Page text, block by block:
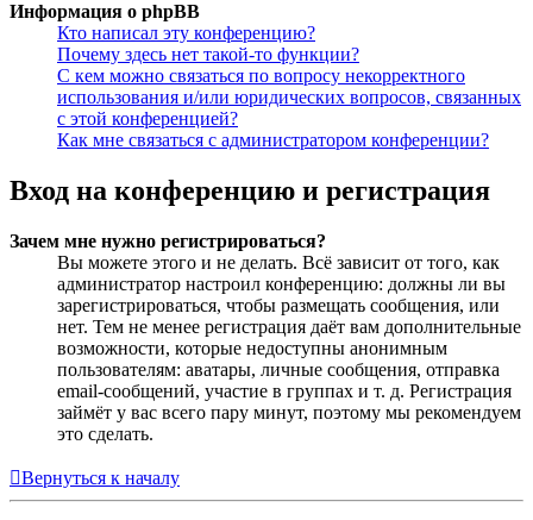
Информация о phpBB
Кто написал эту конференцию?
Почему здесь нет такой-то функции?
С кем можно связаться по вопросу некорректного
использования и/или юридических вопросов, связанных
с этой конференцией?
Как мне связаться с администратором конференции?
Вход на конференцию и регистрация
Зачем мне нужно регистрироваться?
Вы можете этого и не делать. Всё зависит от того, как
администратор настроил конференцию: должны ли вы
зарегистрироваться, чтобы размещать сообщения, или
нет. Тем не менее регистрация даёт вам дополнительные
возможности, которые недоступны анонимным
пользователям: аватары, личные сообщения, отправка
email-сообщений, участие в группах и т. д. Регистрация
займёт у вас всего пару минут, поэтому мы рекомендуем
это сделать.
Вернуться к началу